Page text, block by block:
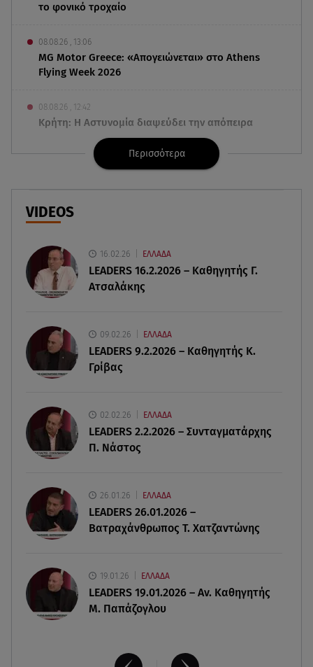
το φονικό τροχαίο
08.08.26 , 13:06
MG Motor Greece: «Απογειώνεται» στο Athens
Flying Week 2026
08.08.26 , 12:42
Κρήτη: Η Αστυνομία διαψεύδει την απόπειρα
ασέλγειας σε ανήλικη
Πρωταγωνίστρια της Λάμψης: «Στο θέατρο με
Κυψέλη: «Ο 26χρονος είχε γυρίσει την πλάτη του
στον χριστιανισμό»
την καρδιά και το βάρος σου
08.08.26 , 11:29
08.08.26 , 11:23
Νέο σκάνδαλο: Η UEFA κατέβαλε εξαψήφιο ποσό
στην ερωμένη του Ινφαντίνο
08.08.26 , 11:03
Νέες ταυτότητες: Πού πρέπει να αλλάξετε τα
στοιχεία σας
Περισσότερα
VIDEOS
16.02.26 ΕΛΛΑΔΑ
LEADERS 16.2.2026 – Καθηγητής Γ.
Ατσαλάκης
09.02.26 ΕΛΛΑΔΑ
LEADERS 9.2.2026 – Καθηγητής Κ.
Γρίβας
02.02.26 ΕΛΛΑΔΑ
LEADERS 2.2.2026 – Συνταγματάρχης
Π. Νάστος
26.01.26 ΕΛΛΑΔΑ
LEADERS 26.01.2026 –
Βατραχάνθρωπος Τ. Χατζαντώνης
19.01.26 ΕΛΛΑΔΑ
LEADERS 19.01.2026 – Αν. Καθηγητής
Μ. Παπάζογλου